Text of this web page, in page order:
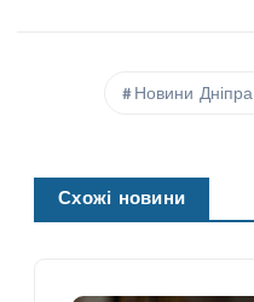
Новини Дніпра
Схожі новини